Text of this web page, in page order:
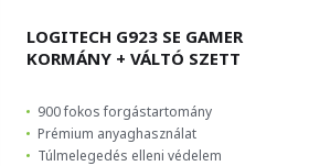
LOGITECH G923 SE GAMER
KORMÁNY + VÁLTÓ SZETT
900 fokos forgástartomány
Prémium anyaghasználat
Túlmelegedés elleni védelem